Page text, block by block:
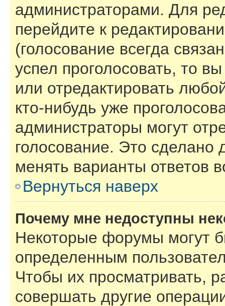
администраторами. Для
перейдите к
(голосование всегда
успел проголосовать, то
или отредактировать
кто-нибудь уже
администраторы могут
голосование. Это сделано
менять варианты ответов
Вернуться наверх
Почему мне недоступны
Некоторые форумы могут
определенным
Чтобы их просматривать,
совершать другие